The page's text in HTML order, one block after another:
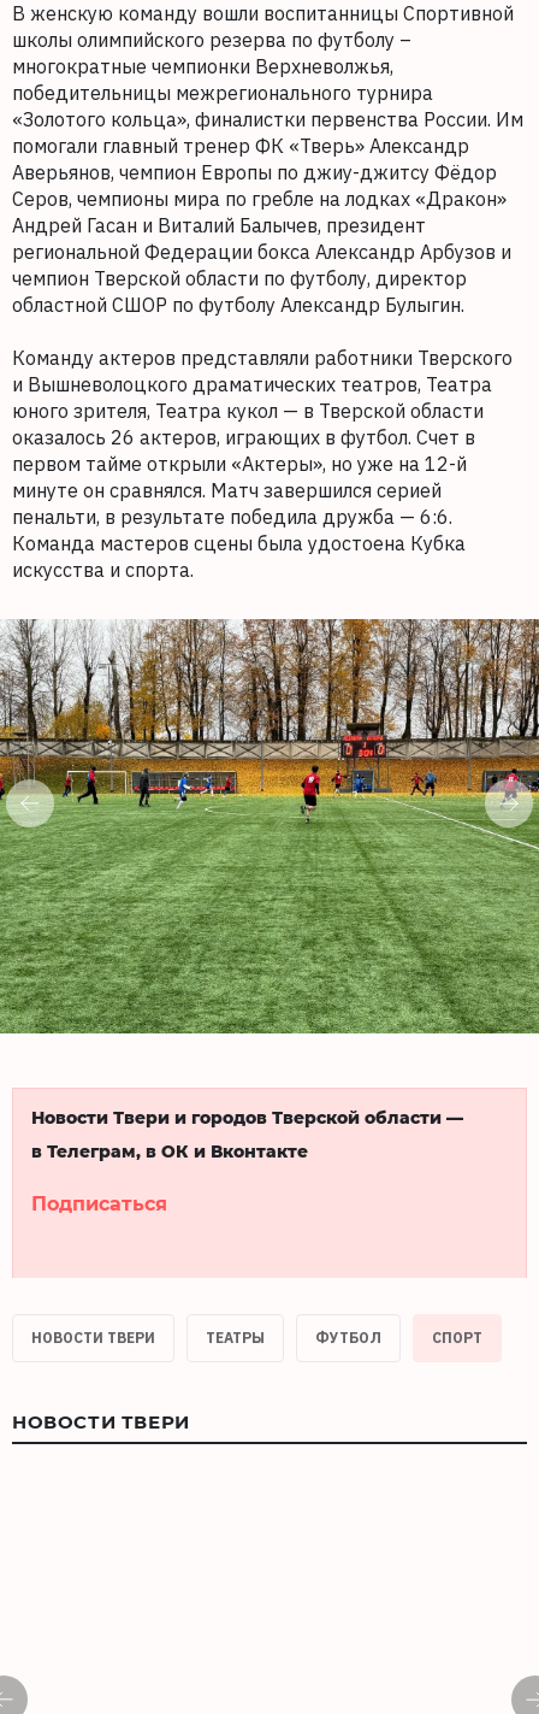
В женскую команду вошли воспитанницы Спортивной
школы олимпийского резерва по футболу –
многократные чемпионки Верхневолжья,
победительницы межрегионального турнира
«Золотого кольца», финалистки первенства России. Им
помогали главный тренер ФК «Тверь» Александр
Аверьянов, чемпион Европы по джиу-джитсу Фёдор
Серов, чемпионы мира по гребле на лодках «Дракон»
Андрей Гасан и Виталий Балычев, президент
региональной Федерации бокса Александр Арбузов и
чемпион Тверской области по футболу, директор
областной СШОР по футболу Александр Булыгин.
Команду актеров представляли работники Тверского
и Вышневолоцкого драматических театров, Театра
юного зрителя, Театра кукол — в Тверской области
оказалось 26 актеров, играющих в футбол. Счет в
первом тайме открыли «Актеры», но уже на 12-й
минуте он сравнялся. Матч завершился серией
пенальти, в результате победила дружба — 6:6.
Команда мастеров сцены была удостоена Кубка
искусства и спорта.
Новости Твери и городов Тверской области —
в Телеграм, в ОК и Вконтакте
Подписаться
НОВОСТИ ТВЕРИ ТЕАТРЫ ФУТБОЛ СПОРТ
НОВОСТИ ТВЕРИ